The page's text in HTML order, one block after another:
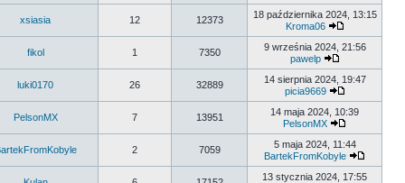
xsiasia 12 12373
18 października 2024, 13:15
Kroma06
fikol 1 7350
9 września 2024, 21:56
pawelp
luki0170 26 32889
14 sierpnia 2024, 19:47
picia9669
PelsonMX 7 13951
14 maja 2024, 10:39
PelsonMX
2 7059
5 maja 2024, 11:44
BartekFromKobyle
13 stycznia 2024, 17:55